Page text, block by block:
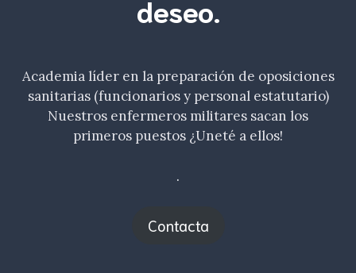
deseo.
Academia líder en la preparación de oposiciones
sanitarias (funcionarios y personal estatutario)
Nuestros enfermeros militares sacan los
primeros puestos ¿Uneté a ellos!
.
Contacta